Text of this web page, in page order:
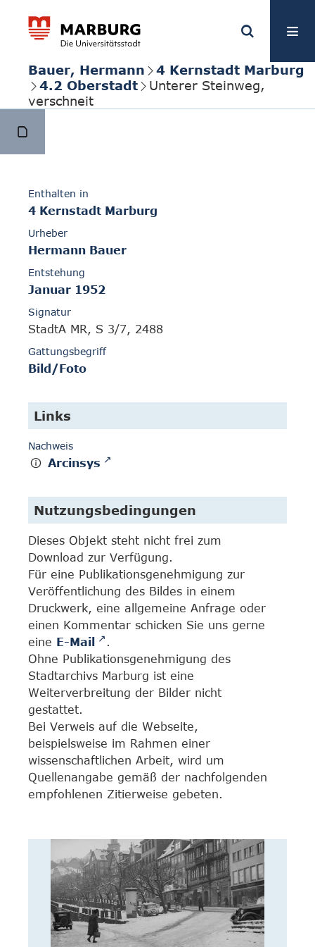
Bauer, Hermann
4 Kernstadt Marburg
4.2 Oberstadt
Unterer Steinweg,
verschneit
Enthalten in
4 Kernstadt Marburg
Urheber
Hermann Bauer
Entstehung
Januar 1952
Signatur
StadtA MR, S 3/7, 2488
Gattungsbegriff
Bild/Foto
Links
Nachweis
Arcinsys
Nutzungsbedingungen
Dieses Objekt steht nicht frei zum
Download zur Verfügung.
Für eine Publikationsgenehmigung zur
Veröffentlichung des Bildes in einem
Druckwerk, eine allgemeine Anfrage oder
einen Kommentar schicken Sie uns gerne
eine E-Mail
.
Ohne Publikationsgenehmigung des
Stadtarchivs Marburg ist eine
Weiterverbreitung der Bilder nicht
gestattet.
Bei Verweis auf die Webseite,
beispielsweise im Rahmen einer
wissenschaftlichen Arbeit, wird um
Quellenangabe gemäß der nachfolgenden
empfohlenen Zitierweise gebeten.